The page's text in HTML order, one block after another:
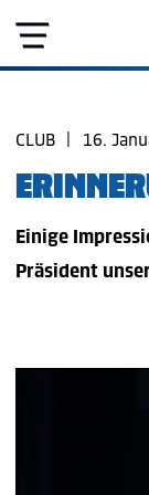
CLUB 16.
Einige
Präsident